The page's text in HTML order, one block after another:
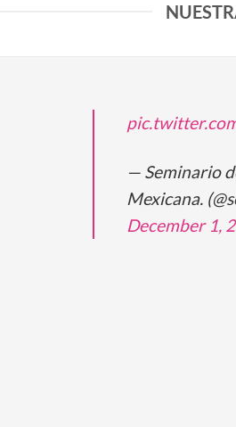
— Seminario
Mexicana.
December 1,